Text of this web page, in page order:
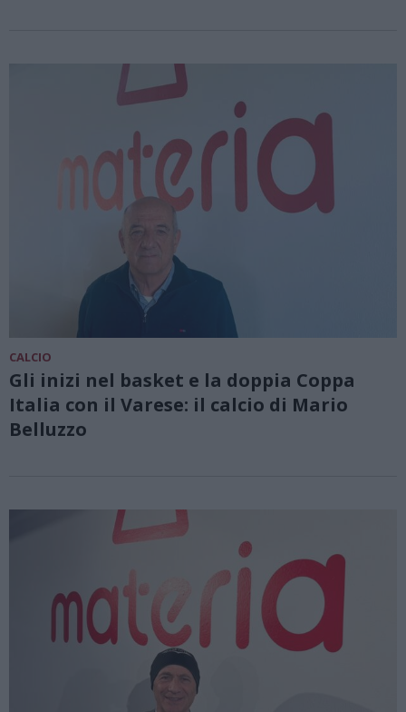
CALCIO
Gli inizi nel basket e la doppia Coppa
Italia con il Varese: il calcio di Mario
Belluzzo